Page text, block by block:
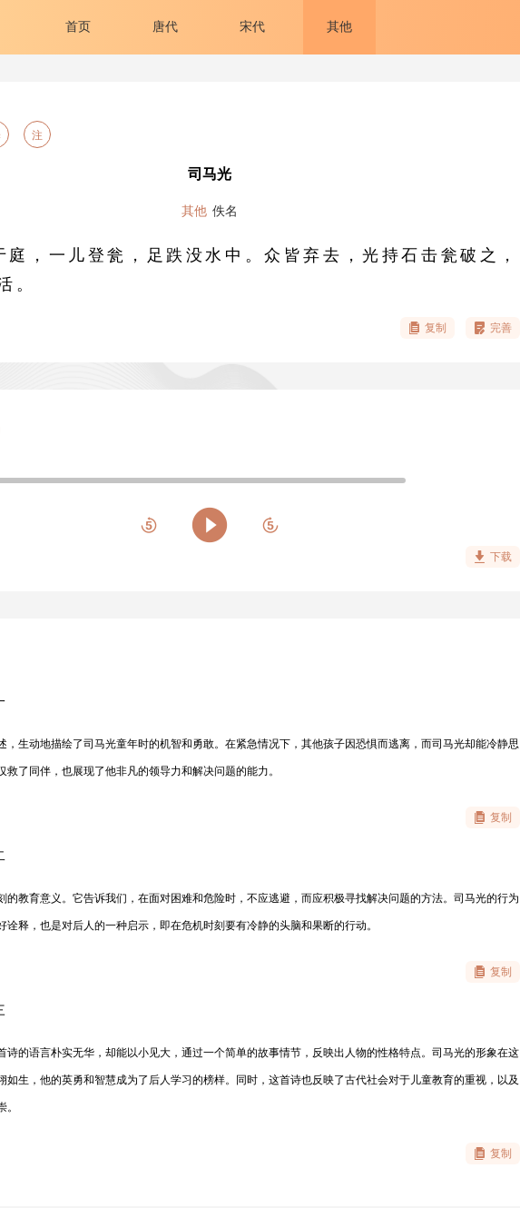
首页 唐代 宋代 其他
注
司马光
其他 佚名
庭，一儿登瓮，足跌没水中。众皆弃去，光持石击瓮破之，
。
复制 完善
下载
，生动地描绘了司马光童年时的机智和勇敢。在紧急情况下，其他孩子因恐惧而逃离，而司马光却能冷静思
救了同伴，也展现了他非凡的领导力和解决问题的能力。
复制
的教育意义。它告诉我们，在面对困难和危险时，不应逃避，而应积极寻找解决问题的方法。司马光的行为
诠释，也是对后人的一种启示，即在危机时刻要有冷静的头脑和果断的行动。
复制
诗的语言朴实无华，却能以小见大，通过一个简单的故事情节，反映出人物的性格特点。司马光的形象在这
如生，他的英勇和智慧成为了后人学习的榜样。同时，这首诗也反映了古代社会对于儿童教育的重视，以及
复制